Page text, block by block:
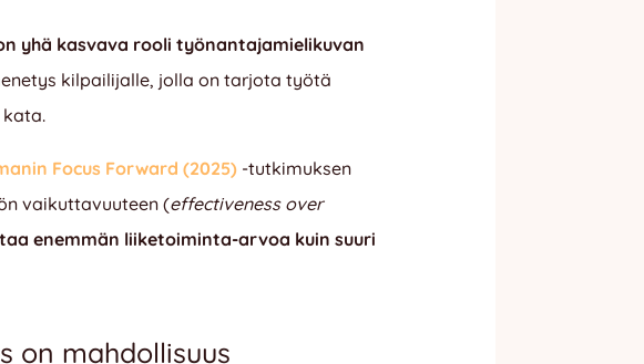
yhä kasvava rooli työnantajamielikuvan
kilpailijalle, jolla on tarjota työtä
kata.
Focus Forward (2025) -tutkimuksen
vaikuttavuuteen (effectiveness over
enemmän liiketoiminta-arvoa kuin suuri
on mahdollisuus